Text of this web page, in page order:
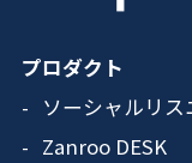
プロダクト
ソーシャルリス
Zanroo DESK